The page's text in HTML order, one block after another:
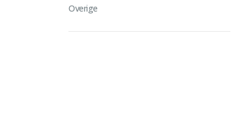
Overige